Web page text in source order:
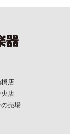
店
店
売場